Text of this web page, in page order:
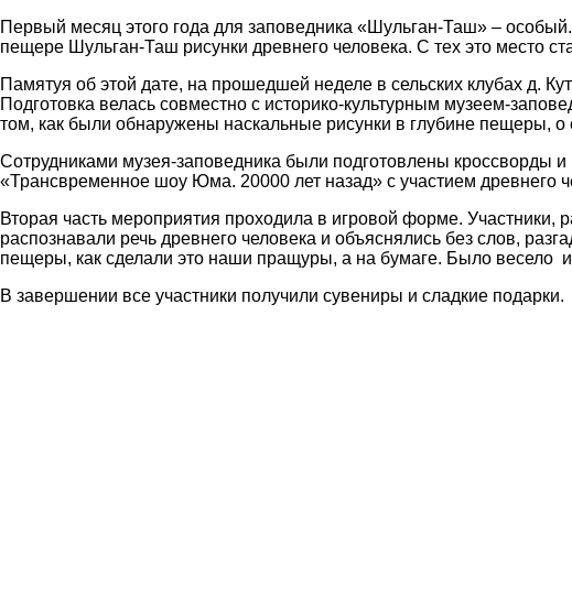
Первый месяц этого года для заповедника «Шульган-Таш» –
пещере Шульган-Таш рисунки древнего человека. С тех это место
Памятуя об этой дате, на прошедшей неделе в сельских клубах д.
Подготовка велась совместно с историко-культурным музеем-
том, как были обнаружены наскальные рисунки в глубине пещеры,
Сотрудниками музея-заповедника были подготовлены кроссворды
«Трансвременное шоу Юма. 20000 лет назад» с участием древнего
Вторая часть мероприятия проходила в игровой форме.
распознавали речь древнего человека и объяснялись без слов,
пещеры, как сделали это наши пращуры, а на бумаге. Было весело и
В завершении все участники получили сувениры и сладкие подарки.